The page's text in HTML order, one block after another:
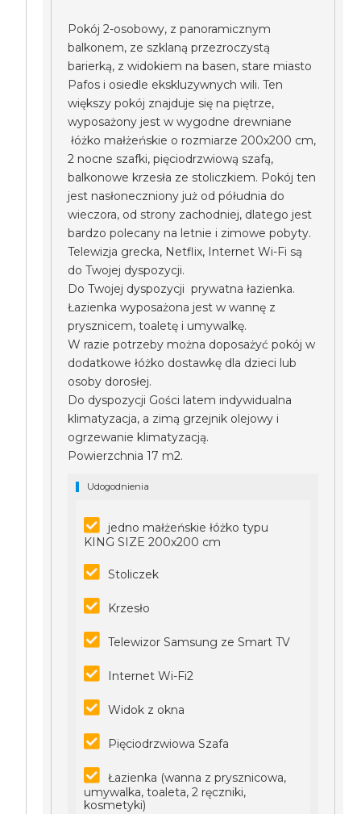
Pokój 2-osobowy, z panoramicznym
balkonem, ze szklaną przezroczystą
barierką, z widokiem na basen, stare miasto
Pafos i osiedle ekskluzywnych wili. Ten
większy pokój znajduje się na piętrze,
wyposażony jest w wygodne drewniane
łóżko małżeńskie o rozmiarze 200x200 cm,
2 nocne szafki, pięciodrzwiową szafą,
balkonowe krzesła ze stoliczkiem. Pokój ten
jest nasłoneczniony już od półudnia do
wieczora, od strony zachodniej, dlatego jest
bardzo polecany na letnie i zimowe pobyty.
Telewizja grecka, Netflix, Internet Wi-Fi są
do Twojej dyspozycji.
Do Twojej dyspozycji prywatna łazienka.
Łazienka wyposażona jest w wannę z
prysznicem, toaletę i umywalkę.
W razie potrzeby można doposażyć pokój w
dodatkowe łóżko dostawkę dla dzieci lub
osoby dorosłej.
Do dyspozycji Gości latem indywidualna
klimatyzacja, a zimą grzejnik olejowy i
ogrzewanie klimatyzacją.
Powierzchnia 17 m2.
Udogodnienia
jedno małżeńskie łóżko typu
KING SIZE 200x200 cm
Stoliczek
Krzesło
Telewizor Samsung ze Smart TV
Internet Wi-Fi2
Widok z okna
Pięciodrzwiowa Szafa
Łazienka (wanna z prysznicowa,
umywalka, toaleta, 2 ręczniki,
kosmetyki)